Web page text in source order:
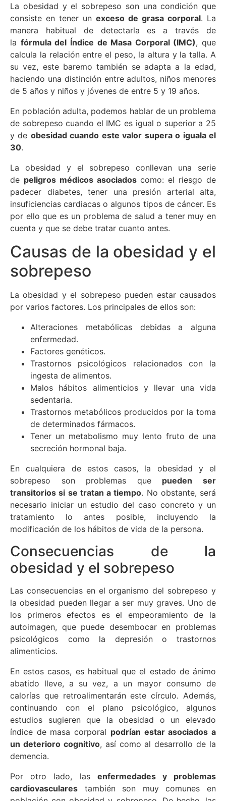
La obesidad y el sobrepeso son una condición que
consiste en tener un exceso de grasa corporal. La
manera habitual de detectarla es a través de
la fórmula del Índice de Masa Corporal (IMC), que
calcula la relación entre el peso, la altura y la talla. A
su vez, este baremo también se adapta a la edad,
haciendo una distinción entre adultos, niños menores
de 5 años y niños y jóvenes de entre 5 y 19 años.
En población adulta, podemos hablar de un problema
de sobrepeso cuando el IMC es igual o superior a 25
y de obesidad cuando este valor supera o iguala el
30.
La obesidad y el sobrepeso conllevan una serie
de peligros médicos asociadoscomo: el riesgo de
padecer diabetes, tener una presión arterial alta,
insuficiencias cardiacas o algunos tipos de cáncer. Es
por ello que es un problema de salud a tener muy en
cuenta y que se debe tratar cuanto antes.
Causas de la obesidad y el
sobrepeso
La obesidad y el sobrepeso pueden estar causados
por varios factores. Los principales de ellos son:
Alteraciones metabólicas debidas a alguna
enfermedad.
Factores genéticos.
Trastornos psicológicos relacionados con la
ingesta de alimentos.
Malos hábitos alimenticios y llevar una vida
sedentaria.
Trastornos metabólicos producidos por la toma
de determinados fármacos.
Tener un metabolismo muy lento fruto de una
secreción hormonal baja.
En cualquiera de estos casos, la obesidad y el
sobrepeso son problemas que pueden ser
transitorios si se tratan a tiempo. No obstante, será
necesario iniciar un estudio del caso concreto y un
tratamiento lo antes posible, incluyendo la
modificación de los hábitos de vida de la persona.
Consecuencias de la
obesidad y el sobrepeso
Las consecuencias en el organismo del sobrepeso y
la obesidad pueden llegar a ser muy graves. Uno de
los primeros efectos es el empeoramiento de la
autoimagen, que puede desembocar en problemas
psicológicos como la depresión o trastornos
alimenticios.
En estos casos, es habitual que el estado de ánimo
abatido lleve, a su vez, a un mayor consumo de
calorías que retroalimentarán este círculo. Además,
continuando con el plano psicológico, algunos
estudios sugieren que la obesidad o un elevado
índice de masa corporal podrían estar asociados a
un deterioro cognitivo, así como al desarrollo de la
demencia.
Por otro lado, las enfermedades y problemas
cardiovasculares también son muy comunes en